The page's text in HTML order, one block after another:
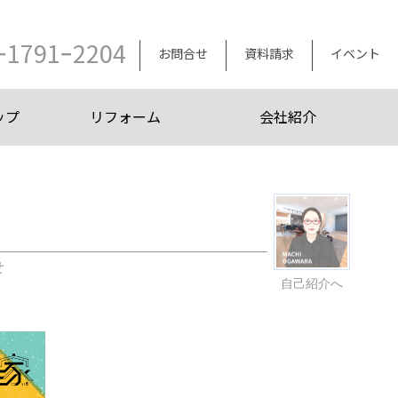
ｰ2204 お問合せ 資料請求 イベント
プ リフォーム 会社紹介
自己紹介へ